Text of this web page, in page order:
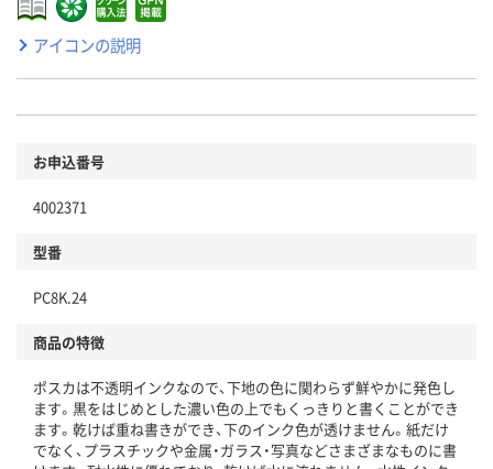
アイコンの説明
お申込番号
4002371
型番
PC8K.24
商品の特徴
ポスカは不透明インクなので、下地の色に関わらず鮮やかに発色し
ます。黒をはじめとした濃い色の上でもくっきりと書くことができ
ます。乾けば重ね書きができ、下のインク色が透けません。紙だけ
でなく、プラスチックや金属・ガラス・写真などさまざまなものに書